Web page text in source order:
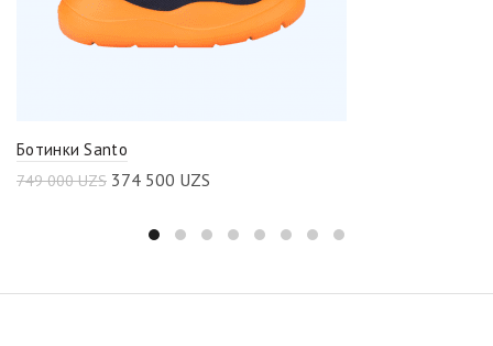
Ботинки Santo
749 000UZS 374 500 UZS